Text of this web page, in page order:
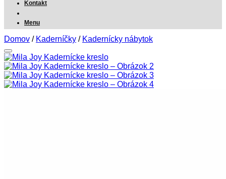
Kontakt
Menu
Domov / Kaderníčky / Kadernícky nábytok